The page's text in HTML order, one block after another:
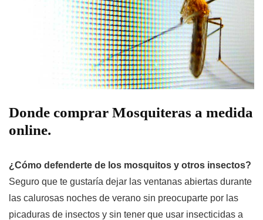
Donde comprar Mosquiteras a medida
online.
¿Cómo defenderte de los mosquitos y otros insectos?
Seguro que te gustaría dejar las ventanas abiertas durante
las calurosas noches de verano sin preocuparte por las
picaduras de insectos y sin tener que usar insecticidas a